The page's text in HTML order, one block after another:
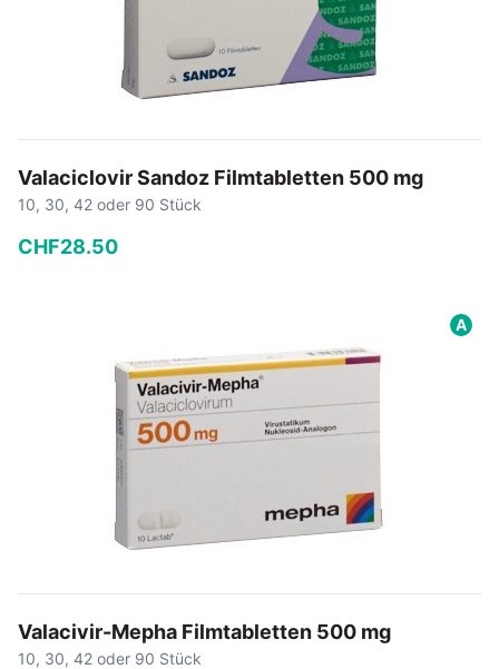
Valaciclovir Sandoz Filmtabletten 500 mg
10, 30, 42 oder 90 Stück
CHF28.50
In den Warenkorb
A
Valacivir-Mepha Filmtabletten 500 mg
10, 30, 42 oder 90 Stück